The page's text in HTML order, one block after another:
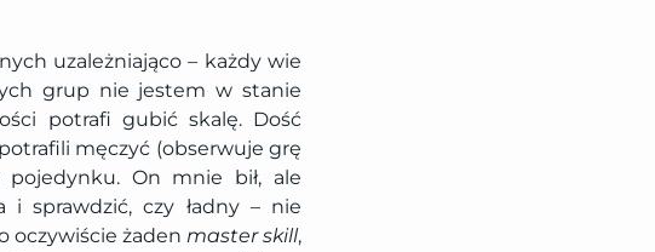
uzależniająco – każdy wie
grup nie jestem w stanie
potrafi gubić skalę. Dość
męczyć (obserwuje grę
On mnie bił, ale
i sprawdzić, czy ładny – nie
oczywiście żaden master skill,